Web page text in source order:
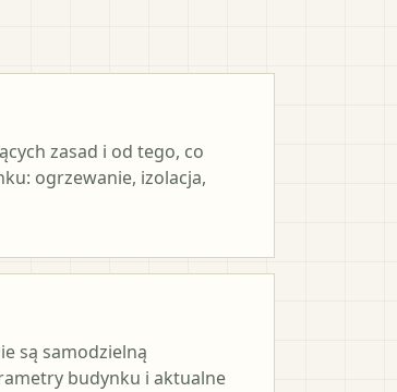
zasad i od tego, co
ogrzewanie, izolacja,
są samodzielną
budynku i aktualne